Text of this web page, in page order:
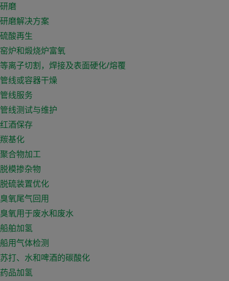
研磨
研磨解决方案
硫酸再生
窑炉和煅烧炉富氧
等离子切割，焊接及表面硬化/熔覆
管线或容器干燥
管线服务
管线测试与维护
红酒保存
羰基化
聚合物加工
脱模掺杂物
脱硫装置优化
臭氧尾气回用
臭氧用于废水和废水
船舶加氢
船用气体检测
苏打、水和啤酒的碳酸化
药品加氢